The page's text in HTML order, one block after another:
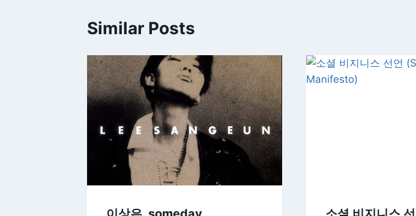
Similar Posts